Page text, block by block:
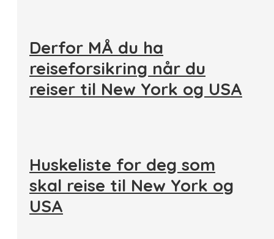
Derfor MÅ du ha
reiseforsikring når du
reiser til New York og USA
Huskeliste for deg som
skal reise til New York og
USA